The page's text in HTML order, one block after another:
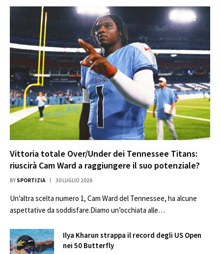
Vittoria totale Over/Under dei Tennessee Titans:
riuscirà Cam Ward a raggiungere il suo potenziale?
BY SPORTIZIA 30 LUGLIO 2026
Un’altra scelta numero 1, Cam Ward del Tennessee, ha alcune
aspettative da soddisfare.Diamo un’occhiata alle…
Ilya Kharun strappa il record degli US Open
nei 50 Butterfly